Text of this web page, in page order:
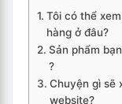
Tôi có thể
hàng ở đâu?
Sản phẩm
?
Chuyện gì sẽ
website?